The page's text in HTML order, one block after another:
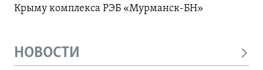
Крыму комплекса РЭБ «Мурманск-БН»
НОВОСТИ